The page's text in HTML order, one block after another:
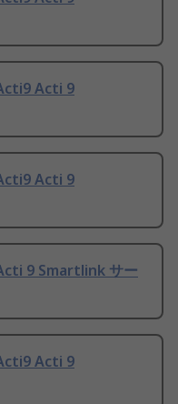
Acti 9
Acti 9
9 Smartlink サー
Acti 9